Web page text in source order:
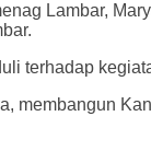
Lambar,
terhadap
membangun